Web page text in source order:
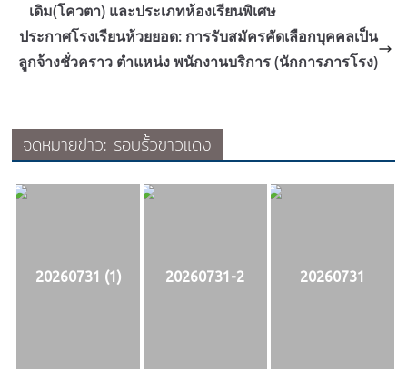
เดิม(โควตา) และประเภทห้องเรียนพิเศษ
ประกาศโรงเรียนห้วยยอด: การรับสมัครคัดเลือกบุคคลเป็น
ลูกจ้างชั่วคราว ตำแหน่ง พนักงานบริการ (นักการภารโรง)
จดหมายข่าว: รอบรั้วขาวแดง
20260731 (1) 20260731-2 20260731